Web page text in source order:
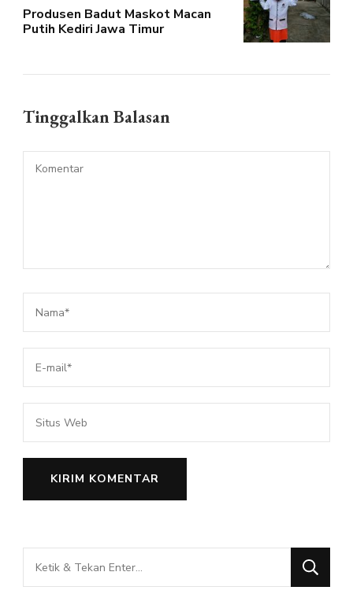
Produsen Badut Maskot Macan
Putih Kediri Jawa Timur
Tinggalkan Balasan
Mencari
Sesuatu?